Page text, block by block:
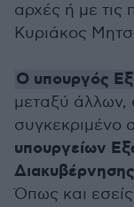
αρχές ή με τις
Κυριάκος
Ο υπουργός
μεταξύ άλλων,
συγκεκριμένο
υπουργείων
Διακυβέρνησης
Όπως και